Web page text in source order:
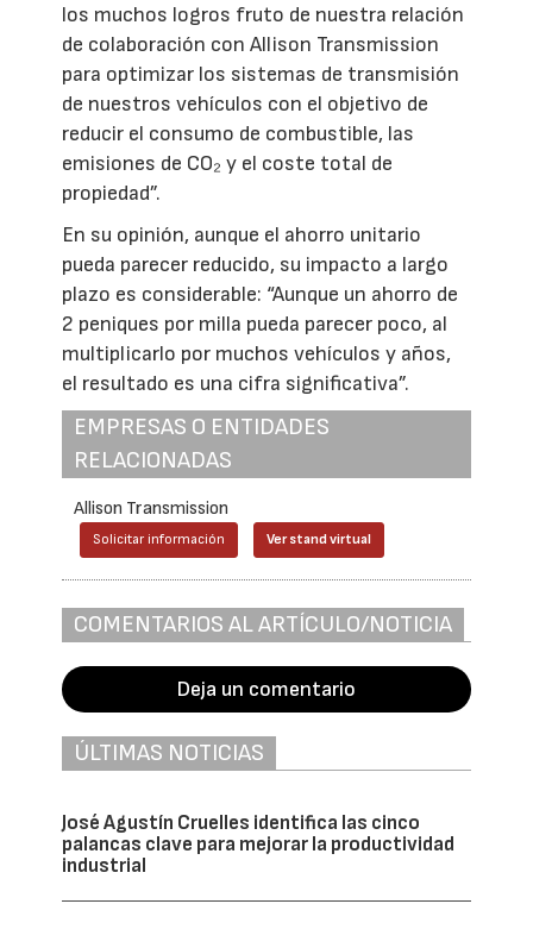
los muchos logros fruto de nuestra relación
de colaboración con Allison Transmission
para optimizar los sistemas de transmisión
de nuestros vehículos con el objetivo de
reducir el consumo de combustible, las
emisiones de CO₂ y el coste total de
propiedad”.
En su opinión, aunque el ahorro unitario
pueda parecer reducido, su impacto a largo
plazo es considerable: “Aunque un ahorro de
2 peniques por milla pueda parecer poco, al
multiplicarlo por muchos vehículos y años,
el resultado es una cifra significativa”.
EMPRESAS O ENTIDADES
RELACIONADAS
Allison Transmission
Solicitar información Ver stand virtual
COMENTARIOS AL ARTÍCULO/NOTICIA
Deja un comentario
ÚLTIMAS NOTICIAS
José Agustín Cruelles identifica las cinco
palancas clave para mejorar la productividad
industrial